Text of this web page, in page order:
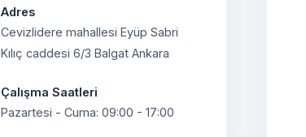
Adres
Cevizlidere mahallesi Eyüp Sabri
Kılıç caddesi 6/3 Balgat Ankara
Çalışma Saatleri
Pazartesi - Cuma: 09:00 - 17:00